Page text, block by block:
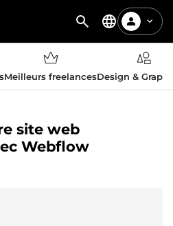
Meilleurs freelancesDesign &
site web
Webflow